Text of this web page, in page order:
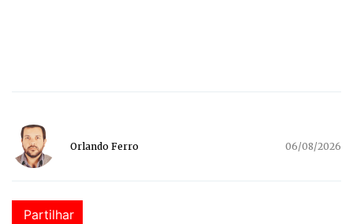
Orlando Ferro 06/08/2026
Partilhar